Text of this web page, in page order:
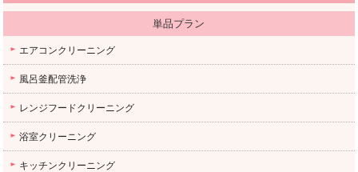
単品プラン
エアコンクリーニング
風呂釜配管洗浄
レンジフードクリーニング
浴室クリーニング
キッチンクリーニング